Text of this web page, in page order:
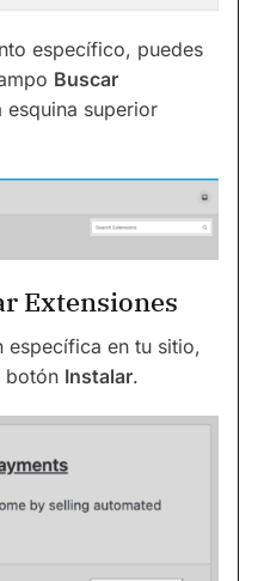
específico, puedes
Buscar
esquina superior
Extensiones
específica en tu sitio,
botón Instalar.